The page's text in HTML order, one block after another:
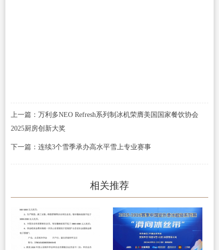
上一篇：万利多NEO Refresh系列制冰机荣膺美国国家餐饮协会
2025厨房创新大奖
下一篇：连续3个雪季承办高水平雪上专业赛事
相关推荐